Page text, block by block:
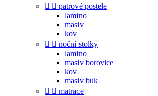
  patrové postele
lamino
masiv
kov
  noční stolky
lamino
masiv borovice
kov
masiv buk
  matrace